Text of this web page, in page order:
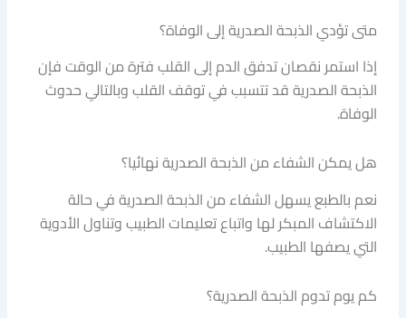
متى تؤدي الذبحة الصدرية إلى الوفاة؟
إذا استمر نقصان تدفق الدم إلى القلب فترة من الوقت فإن
الذبحة الصدرية قد تتسبب في توقف القلب وبالتالي حدوث
الوفاة.
هل يمكن الشفاء من الذبحة الصدرية نهائيا؟
نعم بالطبع يسهل الشفاء من الذبحة الصدرية في حالة
الاكتشاف المبكر لها واتباع تعليمات الطبيب وتناول الأدوية
التي يصفها الطبيب.
كم يوم تدوم الذبحة الصدرية؟